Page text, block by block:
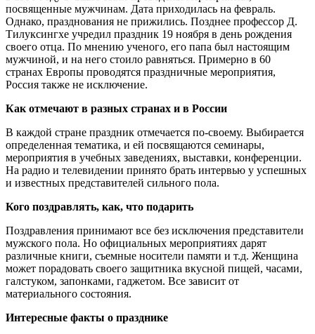
посвященные мужчинам. Дата приходилась на февраль.
Однако, празднования не прижились. Позднее профессор Д.
Тилуксингхе учредил праздник 19 ноября в день рождения
своего отца. По мнению ученого, его папа был настоящим
мужчиной, и на него стоило равняться. Примерно в 60
странах Европы проводятся праздничные мероприятия,
Россия также не исключение.
Как отмечают в разных странах и в России
В каждой стране праздник отмечается по-своему. Выбирается
определенная тематика, и ей посвящаются семинары,
мероприятия в учебных заведениях, выставки, конференции.
На радио и телевидении принято брать интервью у успешных
и известных представителей сильного пола.
Кого поздравлять, как, что подарить
Поздравления принимают все без исключения представители
мужского пола. Но официальных мероприятиях дарят
различные книги, съемные носители памяти и т.д. Женщина
может порадовать своего защитника вкусной пищей, часами,
галстуком, запонками, гаджетом. Все зависит от
материального состояния.
Интересные факты о празднике